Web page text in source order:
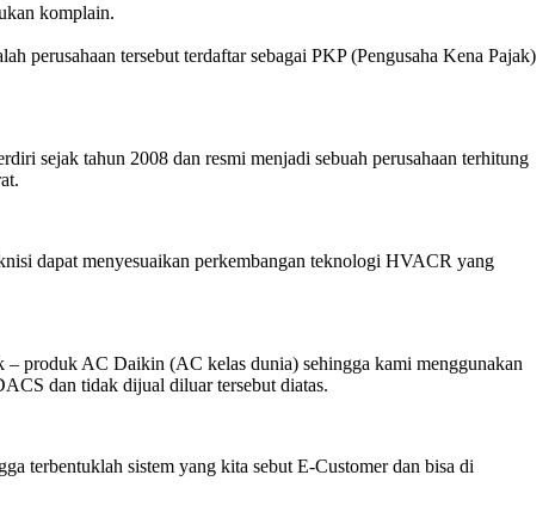
komplain.
perusahaan tersebut terdaftar sebagai PKP (Pengusaha Kena Pajak)
sejak tahun 2008 dan resmi menjadi sebuah perusahaan terhitung
dapat menyesuaikan perkembangan teknologi HVACR yang
produk AC Daikin (AC kelas dunia) sehingga kami menggunakan
dan tidak dijual diluar tersebut diatas.
terbentuklah sistem yang kita sebut E-Customer dan bisa di